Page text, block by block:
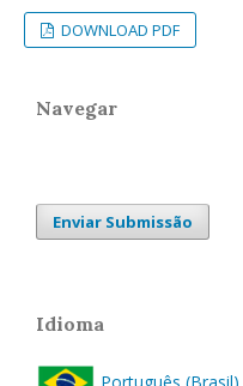
DOWNLOAD PDF
Navegar
Enviar Submissão
Idioma